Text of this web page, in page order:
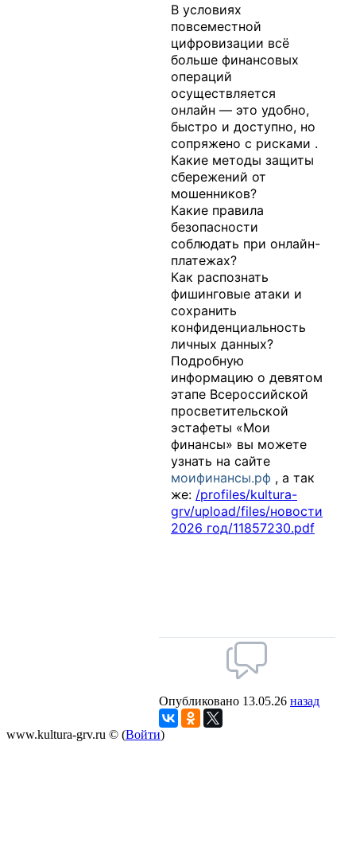
В условиях
повсеместной
цифровизации всё
больше финансовых
операций
осуществляется
онлайн — это удобно,
быстро и доступно, но
сопряжено с рисками .
Какие методы защиты
сбережений от
мошенников?
Какие правила
безопасности
соблюдать при онлайн-
платежах?
Как распознать
фишинговые атаки и
сохранить
конфиденциальность
личных данных?
Подробную
информацию о девятом
этапе Всероссийской
просветительской
эстафеты «Мои
финансы» вы можете
узнать на сайте
моифинансы.рф , а так
же: /profiles/kultura-
grv/upload/files/новости
2026 год/11857230.pdf
Опубликовано 13.05.26 назад
www.kultura-grv.ru © (Войти)